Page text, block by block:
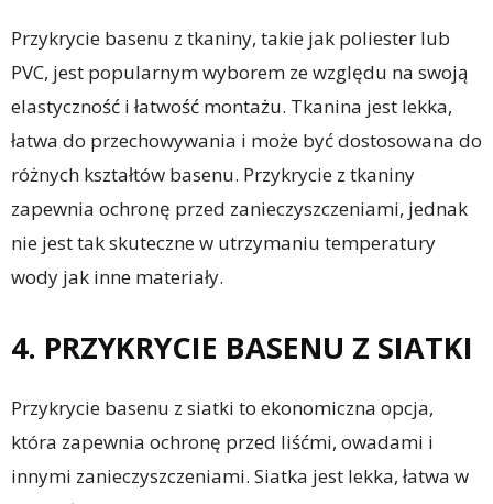
Przykrycie basenu z tkaniny, takie jak poliester lub
PVC, jest popularnym wyborem ze względu na swoją
elastyczność i łatwość montażu. Tkanina jest lekka,
łatwa do przechowywania i może być dostosowana do
różnych kształtów basenu. Przykrycie z tkaniny
zapewnia ochronę przed zanieczyszczeniami, jednak
nie jest tak skuteczne w utrzymaniu temperatury
wody jak inne materiały.
4. PRZYKRYCIE BASENU Z SIATKI
Przykrycie basenu z siatki to ekonomiczna opcja,
która zapewnia ochronę przed liśćmi, owadami i
innymi zanieczyszczeniami. Siatka jest lekka, łatwa w